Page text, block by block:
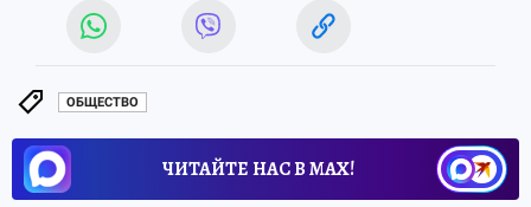
ОБЩЕСТВО
ЧИТАЙТЕ НАС В МАХ!